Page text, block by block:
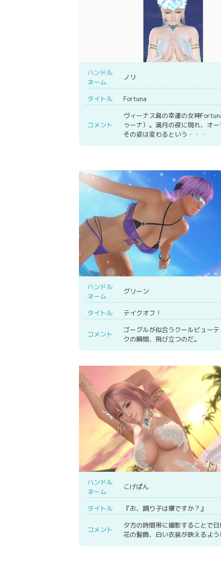
ハンドル
ネーム
ノリ
タイトル Fortuna
コメント
ヴィーナス島の幸運の女神
ゥーナ）。満月の夜に現れ、オ
その姿は変わるという・・・
ハンドル
ネーム
グリーン
タイトル テイクオフ！
コメント
ゴーグルが似合うクールビュー
クの瞬間、飛び立つのだ。
ハンドル
ネーム
こげぱん
タイトル 『お、踊り子は嫌ですか？』
コメント
夕方の時間帯に撮影することで
花の髪飾、白い衣装が映えるよ